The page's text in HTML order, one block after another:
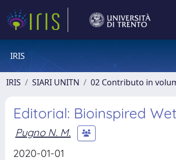
IRIS
IRIS SIARI UNITN 02 Contributo in
Editorial: Bioinspired
Pugno N. M.
2020-01-01